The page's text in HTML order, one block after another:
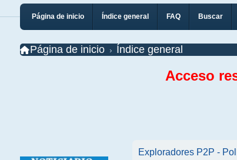
Página de inicio Índice general FAQ Buscar
Página de inicio Índice general
Acceso
Exploradores P2P -